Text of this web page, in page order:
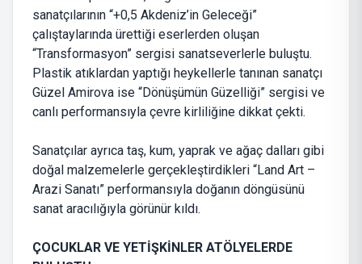
sanatçılarının “+0,5 Akdeniz’in Geleceği”
çalıştaylarında ürettiği eserlerden oluşan
“Transformasyon” sergisi sanatseverlerle buluştu.
Plastik atıklardan yaptığı heykellerle tanınan sanatçı
Güzel Amirova ise “Dönüşümün Güzelliği” sergisi ve
canlı performansıyla çevre kirliliğine dikkat çekti.
Sanatçılar ayrıca taş, kum, yaprak ve ağaç dalları gibi
doğal malzemelerle gerçekleştirdikleri “Land Art –
Arazi Sanatı” performansıyla doğanın döngüsünü
sanat aracılığıyla görünür kıldı.
ÇOCUKLAR VE YETİŞKİNLER ATÖLYELERDE